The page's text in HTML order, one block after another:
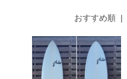
おすすめ順|